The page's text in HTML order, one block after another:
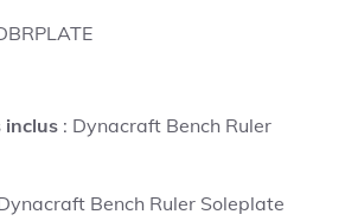
inclus : Dynacraft Bench Ruler
Bench Ruler Soleplate